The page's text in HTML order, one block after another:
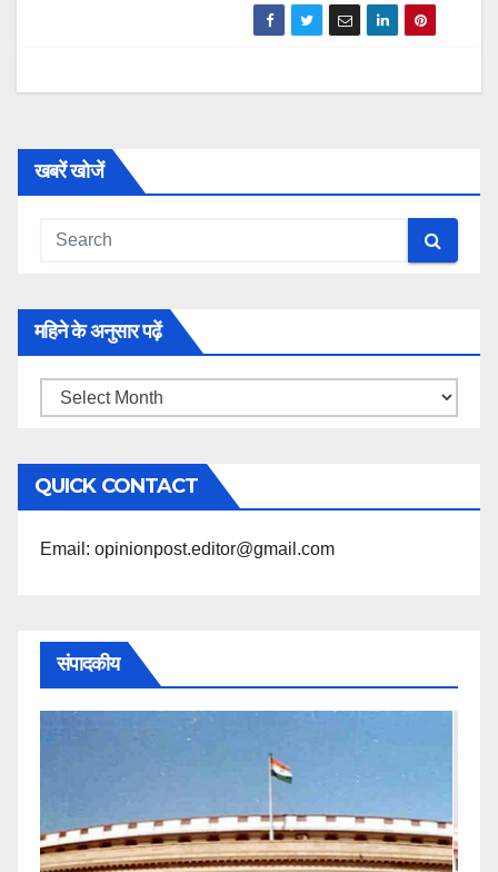
खबरें खोजें
महिने के अनुसार पढ़ें
महिने
अनुसार
पढ़ें
QUICK CONTACT
Email: opinionpost.editor@gmail.com
संपादकीय